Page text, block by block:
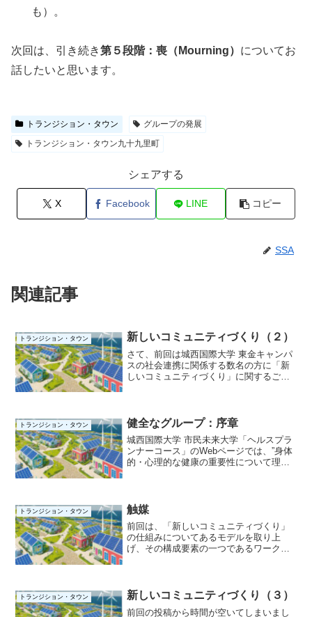
も）。
次回は、引き続き第５段階：喪（Mourning） についてお
話したいと思います。
トランジション・タウン
グループの発展
トランジション・タウン九十九里町
シェアする
X Facebook LINE コピー
SSA
関連記事
トランジション・タウン 新しいコミュニティづくり（２）
さて、前回は城西国際大学 東金キャンパ
スの社会連携に関係する数名の方に「新
しいコミュニティづくり」に関するご提
動きを確認することはでき...
トランジション・タウン 健全なグループ：序章
城西国際大学 市民未来大学「ヘルスプラ
ンナーコース」のWebページでは、”身体
的・心理的な健康の重要性について理解
健康に関する様々な...
トランジション・タウン 触媒
前回は、「新しいコミュニティづくり」
の仕組みについてあるモデルを取り上
げ、その構成要素の一つであるワークシ
像では分かりにくい部分があっ...
トランジション・タウン 新しいコミュニティづくり（３）
前回の投稿から時間が空いてしまいまし